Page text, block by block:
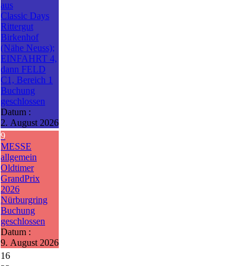
aus
Classic Days
Rittergut
Birkenhof
(Nähe Neuss);
EINFAHRT 4,
dann FELD
C1, Bereich 1
Buchung
geschlossen
Datum :
2. August 2026
9
MESSE
allgemein
Oldtimer
GrandPrix
2026
Nürburgring
Buchung
geschlossen
Datum :
9. August 2026
16